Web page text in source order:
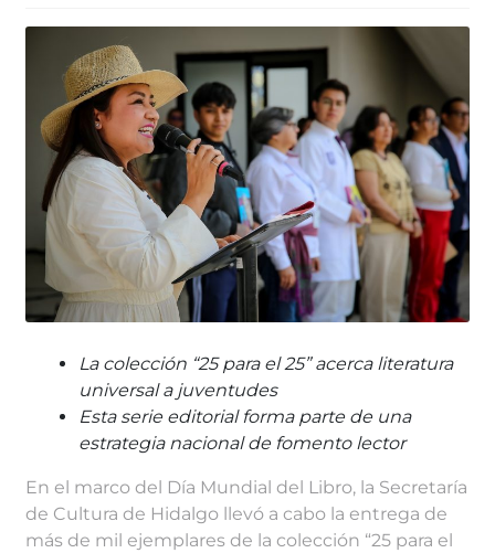
La colección “25 para el 25” acerca literatura
universal a juventudes
Esta serie editorial forma parte de una
estrategia nacional de fomento lector
En el marco del Día Mundial del Libro, la Secretaría
de Cultura de Hidalgo llevó a cabo la entrega de
más de mil ejemplares de la colección “25 para el